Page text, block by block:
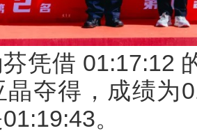
借 01:17:12
晶夺得，成绩为
。